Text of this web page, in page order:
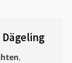
Dägeling
,